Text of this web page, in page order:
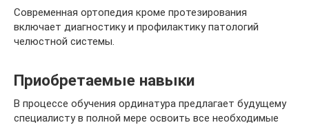
Современная ортопедия кроме протезирования
включает диагностику и профилактику патологий
челюстной системы.
Приобретаемые навыки
В процессе обучения ординатура предлагает будущему
специалисту в полной мере освоить все необходимые